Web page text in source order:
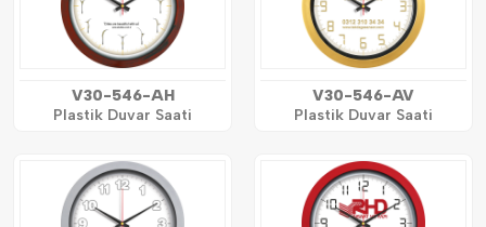
V30-546-AH
Plastik Duvar Saati
V30-546-AV
Plastik Duvar Saati